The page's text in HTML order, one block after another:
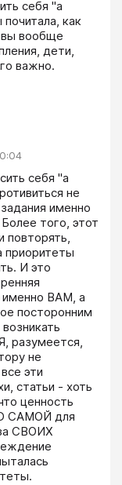
себя "а
как
вы вообще
дети,
важно.
себя "а
не
именно
того, этот
повторять,
приоритеты
И это
именно ВАМ, а
посторонним
разумеется,
не
эти
статьи - хоть
ценность
САМОЙ для
СВОИХ